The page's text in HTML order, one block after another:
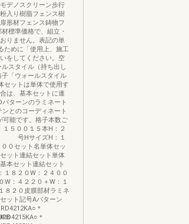
デノスクリーン歩行
入り樹脂フェンス樹
形材フェンス鋳物フ
標準価格で、組立・
りません。表記の単
ために「使用上、施工
をしてください。空
スタイル（持ち出し
「ウォールスタイル
セットは単体で使用す
は、基本セットに連
ターンのラミネート
とのコーディネート
能です。格子本数ご
５００１５本H：２
号HサイズH：１
０セット名単体セッ
ット連結セット単体
本セット連結セット
１８２０W：２４００
W：４２２０＋W：１
８２０皮膜部材ラミネ
ット記号Aパターン
＊
＊